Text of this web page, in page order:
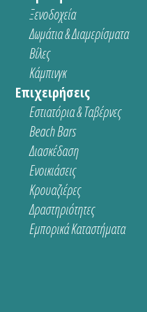
Ξενοδοχεία
Δωμάτια & Διαμερίσματα
Βίλες
Κάμπινγκ
Επιχειρήσεις
Εστιατόρια & Ταβέρνες
Beach Bars
Διασκέδαση
Ενοικιάσεις
Κρουαζιέρες
Δραστηριότητες
Εμπορικά Καταστήματα